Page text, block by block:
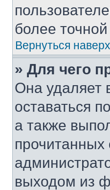
более
Вернуться наверх
» Для чего
Она удаляет
оставаться
а также
выходом из